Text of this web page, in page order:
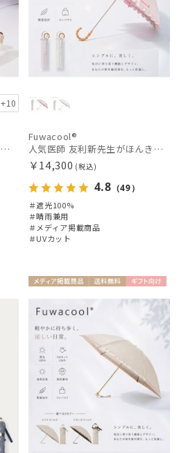
+10
【WEB限定】晴雨兼用折りたたみ日傘 ポロ ラルフ ローレン ポロポニー刺繍 POLO BEAR 雨の日OK 遮光100% 遮熱 簡単開閉 UV100% 晴雨兼用
Fuwacool®
人気医師 友利新先生がほんきで作った”絶対に忘れない誰でも日傘” エレガント派のバンブーフリル【晴雨兼用折日傘】フワクール® (Fuwacool®) 雨の日OK 軽量 遮光100% UV100％
￥14,300 (税込)
4.8 （49）
＃遮光100%
＃晴雨兼用
＃メディア掲載商品
＃UVカット
載商品
料
向け